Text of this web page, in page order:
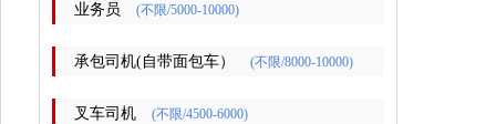
业务员 (不限/5000-10000)
承包司机(自带面包车） (不限/8000-10000)
叉车司机 (不限/4500-6000)